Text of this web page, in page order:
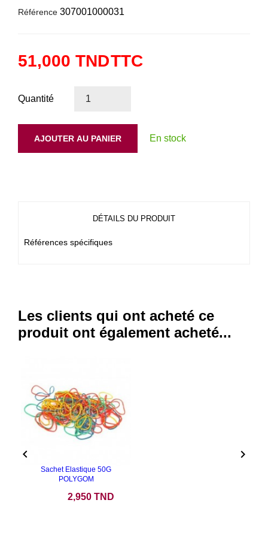
Référence 307001000031
51,000 TNDTTC
Quantité
AJOUTER AU PANIER En stock
DÉTAILS DU PRODUIT
Références spécifiques
Les clients qui ont acheté ce
produit ont également acheté...
Sachet Elastique 50G
POLYGOM
2,950 TND
 